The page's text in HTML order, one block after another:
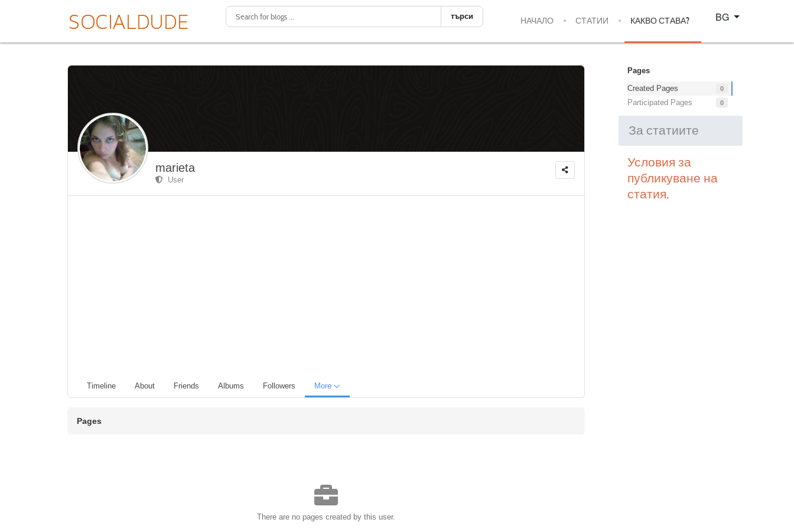
търси НАЧАЛО СТАТИИ КАКВО СТАВА?
Изберете език
BG
marieta
User
Timeline About Friends Albums Followers More
Pages
There are no pages created by this user.
Pages
Created Pages
0
Participated Pages 0
За статиите
Условия за
публикуване на
статия.